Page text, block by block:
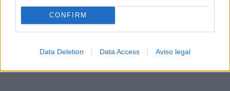
CONFIRM
Data Deletion Data Access Aviso legal